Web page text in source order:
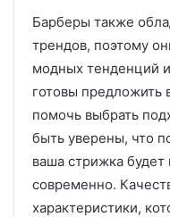
Барберы также
трендов, поэтому
модных тенденций
готовы
помочь выбрать
быть уверены, что
ваша стрижка будет
современно.
характеристики,